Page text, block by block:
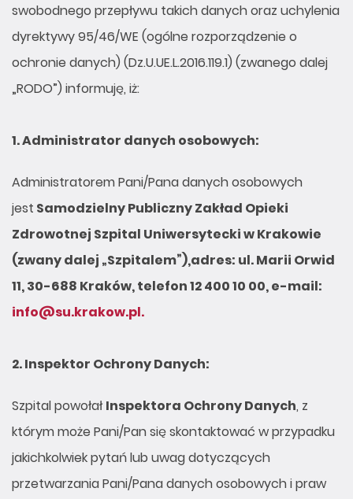
swobodnego przepływu takich danych oraz uchylenia
dyrektywy 95/46/WE (ogólne rozporządzenie o
ochronie danych) (Dz.U.UE.L.2016.119.1) (zwanego dalej
„RODO”) informuję, iż:
1.Administrator danych osobowych:
Administratorem Pani/Pana danych osobowych
jest Samodzielny Publiczny Zakład Opieki
Zdrowotnej Szpital Uniwersytecki w Krakowie
(zwany dalej „Szpitalem”),adres: ul. Marii Orwid
11, 30-688 Kraków, telefon 12 400 10 00, e-mail:
info@su.krakow.pl.
2.Inspektor Ochrony Danych:
Szpital powołał Inspektora Ochrony Danych, z
którym może Pani/Pan się skontaktować w przypadku
jakichkolwiek pytań lub uwag dotyczących
przetwarzania Pani/Pana danych osobowych i praw